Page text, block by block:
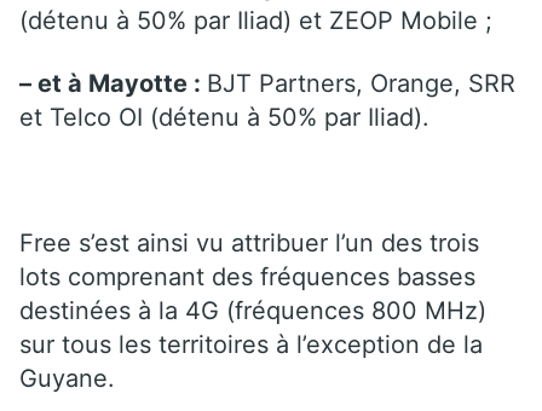
(détenu à 50% par Iliad) et ZEOP Mobile ;
– et à Mayotte : BJT Partners, Orange, SRR
et Telco OI (détenu à 50% par Iliad).
Free s’est ainsi vu attribuer l’un des trois
lots comprenant des fréquences basses
destinées à la 4G (fréquences 800 MHz)
sur tous les territoires à l’exception de la
Guyane.